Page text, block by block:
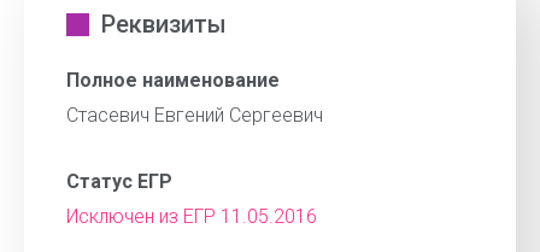
Реквизиты
Полное наименование
Стасевич Евгений Сергеевич
Статус ЕГР
Исключен из ЕГР 11.05.2016